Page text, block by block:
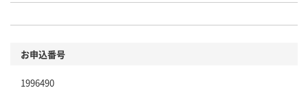
お申込番号
1996490